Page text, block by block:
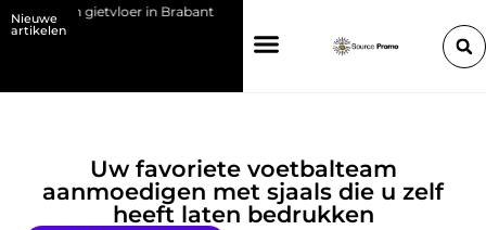
Nieuwe
artikelen
een gietvloer in Brabant
Uw favoriete voetbalteam
aanmoedigen met sjaals die u zelf
heeft laten bedrukken